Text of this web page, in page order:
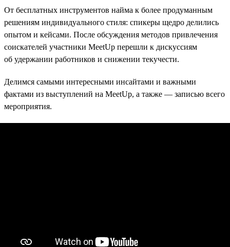
От бесплатных инструментов найма к более продуманным
решениям индивидуального стиля: спикеры щедро делились
опытом и кейсами. После обсуждения методов привлечения
соискателей участники MeetUp перешли к дискуссиям
об удержании работников и снижении текучести.
Делимся самыми интересными инсайтами и важными
фактами из выступлений на MeetUp, а также — записью всего
мероприятия.